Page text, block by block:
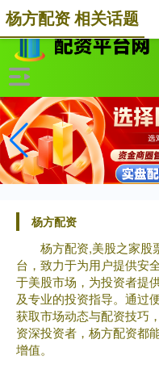
-->
杨方配资
杨方配资,美股之家股
台，致力于为用户提供安
于美股市场，为投资者提
及专业的投资指导。通过
获取市场动态与配资技巧
资深投资者，杨方配资都
增值。
杨方配资 相关话题